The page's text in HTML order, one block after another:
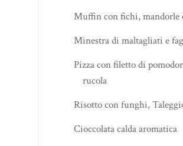
Muffin con fichi, mandorle
Minestra di maltagliati e
Pizza con filetto di
rucola
Risotto con funghi,
Cioccolata calda aromatica